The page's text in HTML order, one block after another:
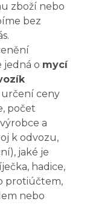
zboží nebo
bez
jedná o mycí
ceny
počet
a
k odvozu,
jaké je
hadice,
protiúčtem,
nebo